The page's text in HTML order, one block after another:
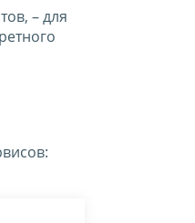
– для